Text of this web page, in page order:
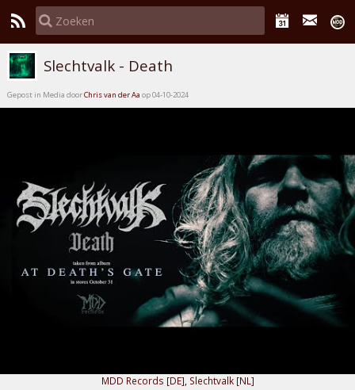
Slechtvalk - Death
Gepost in Media doorChris van der Aa op 04-10-2024
MDD Records [DE] Slechtvalk [NL]